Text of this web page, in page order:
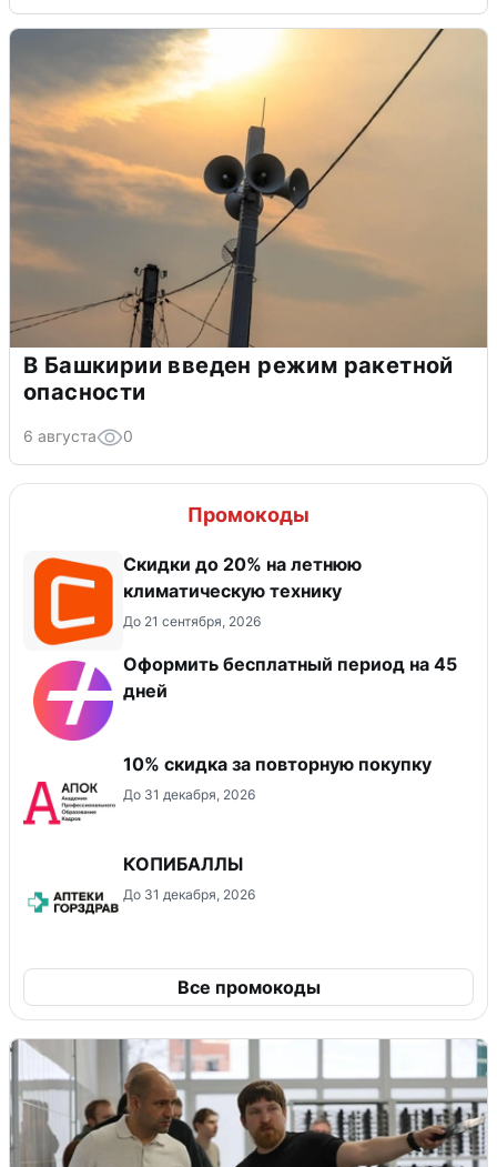
В Башкирии введен режим ракетной
опасности
6 августа 0
Промокоды
Скидки до 20% на летнюю
климатическую технику
До 21 сентября, 2026
Оформить бесплатный период на 45
дней
10% скидка за повторную покупку
До 31 декабря, 2026
КОПИБАЛЛЫ
До 31 декабря, 2026
Все промокоды